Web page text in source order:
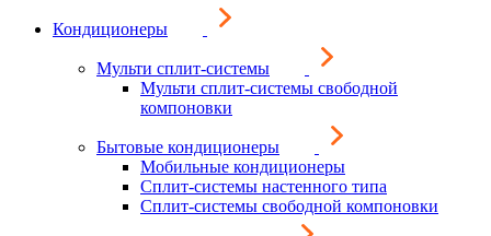
Кондиционеры
Мульти сплит-системы
Мульти сплит-системы свободной
компоновки
Бытовые кондиционеры
Мобильные кондиционеры
Сплит-системы настенного типа
Сплит-системы свободной компоновки